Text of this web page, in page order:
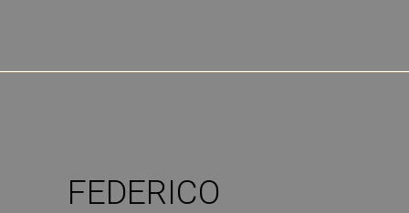
FEDERICO